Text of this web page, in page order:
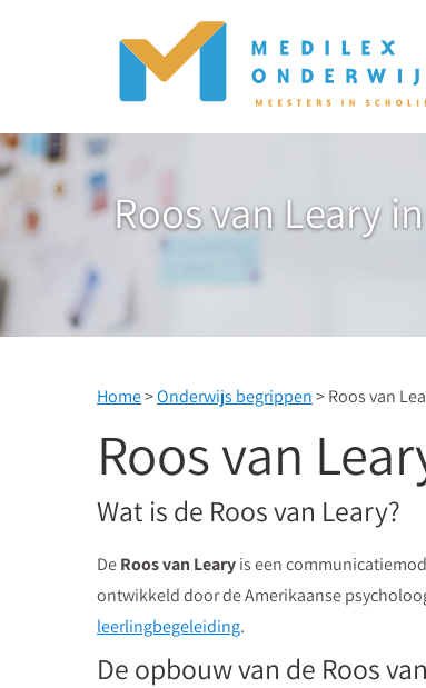
Roos van Leary
Home>Onderwijs begrippen> Roos van
Roos van
Wat is de Roos van Leary?
DeRoos van Learyis een
ontwikkeld door de Amerikaanse
leerlingbegeleiding.
De opbouw van de Roos